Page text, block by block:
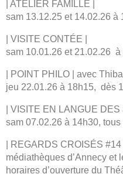
| ATELIER FAMILLE |
sam 13.12.25 et 14.02.26 à
| VISITE CONTÉE |
sam 10.01.26 et 21.02.26
| POINT PHILO | avec
jeu 22.01.26 à 18h15, dès
| VISITE EN LANGUE
sam 07.02.26 à 14h30,
| REGARDS CROISÉS
médiathèques d’Annecy et
horaires d’ouverture du